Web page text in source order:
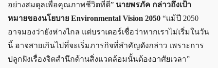
อย่างสมดุลเพื่อคุณภาพชีวิตที่ดี” นายพรภัค กล่าวถึงเป้า
หมายของนโยบาย Environmental Vision 2050 “แม้ปี 2050
อาจมองว่ายังห่างไกล แต่บราเดอร์เชื่อว่าหากเราไม่เริ่มในวัน
นี้ อาจสายเกินไปที่จะเริ่มภารกิจที่สำคัญดังกล่าว เพราะการ
ปลูกฝังเรื่องจิตสำนึกด้านสิ่งแวดล้อมนั้นต้องอาศัยเวลา”